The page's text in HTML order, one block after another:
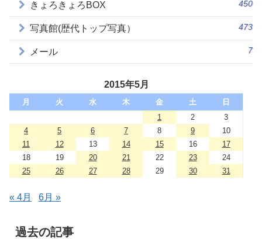
きょろきょろBOX 450
写真館(歴代トップ写真） 473
メール 7
2015年5月
月 火 水 木 金 土
日
1
2
3
4
5 6 7 8 9
10
11
12 13 14 15 16
17
18
19 20 21 22 23
24
25
26 27 28 29 30 31
« 4月 6月 »
過去の記事